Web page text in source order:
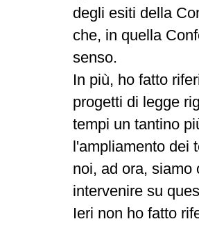
degli esiti della
che, in quella
senso.
In più, ho fatto
progetti di legge
tempi un tantino
l'ampliamento dei
noi, ad ora, siamo
intervenire su
Ieri non ho fatto